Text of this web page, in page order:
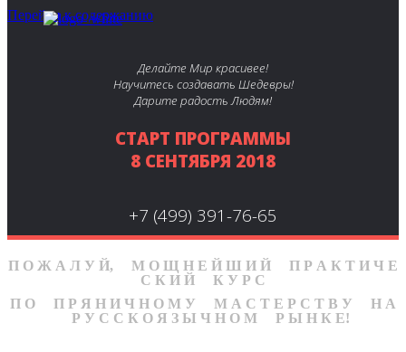
Перейти к содержанию
Делайте Мир красивее!
Научитесь создавать Шедевры!
Дарите радость Людям!
СТАРТ ПРОГРАММЫ
8 СЕНТЯБРЯ 2018
+7 (499) 391-76-65
П О Ж А Л У Й, М О Щ Н Е Й Ш И Й П Р А К Т И Ч Е
С К И Й К У Р С
П О П Р Я Н И Ч Н О М У М А С Т Е Р С Т В У Н А
Р У С С К О Я З Ы Ч Н О М Р Ы Н К Е!